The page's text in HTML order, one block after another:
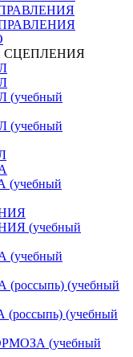
СЦЕПЛЕНИЯ
(учебный
(учебный
(учебный
(учебный
(учебный
(учебный
(учебный
(учебный